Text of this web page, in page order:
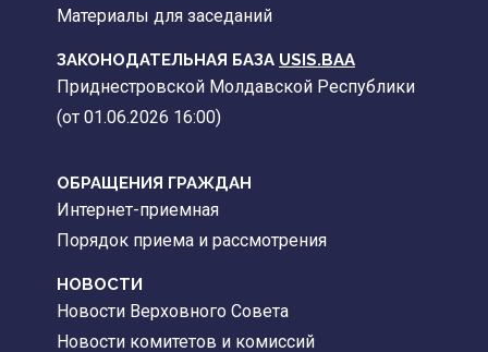
Материалы для заседаний
ЗАКОНОДАТЕЛЬНАЯ БАЗА USIS.BAA
Приднестровской Молдавской Республики
(от 01.06.2026 16:00)
ОБРАЩЕНИЯ ГРАЖДАН
Интернет-приемная
Порядок приема и рассмотрения
НОВОСТИ
Новости Верховного Совета
Новости комитетов и комиссий